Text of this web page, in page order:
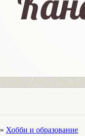
» Хобби и образование